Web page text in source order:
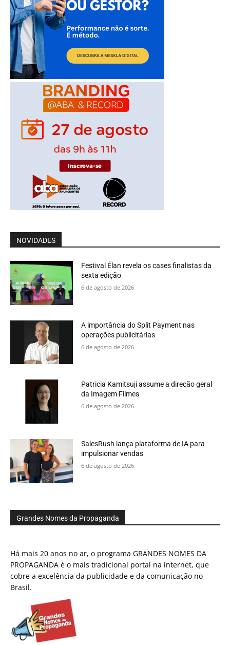
NOVIDADES
Festival Élan revela os cases finalistas da
sexta edição
6 de agosto de 2026
A importância do Split Payment nas
operações publicitárias
6 de agosto de 2026
Patricia Kamitsuji assume a direção geral
da Imagem Filmes
6 de agosto de 2026
SalesRush lança plataforma de IA para
impulsionar vendas
6 de agosto de 2026
Grandes Nomes da Propaganda
Há mais 20 anos no ar, o programa GRANDES NOMES DA
PROPAGANDA é o mais tradicional portal na internet, que
cobre a excelência da publicidade e da comunicação no
Brasil.